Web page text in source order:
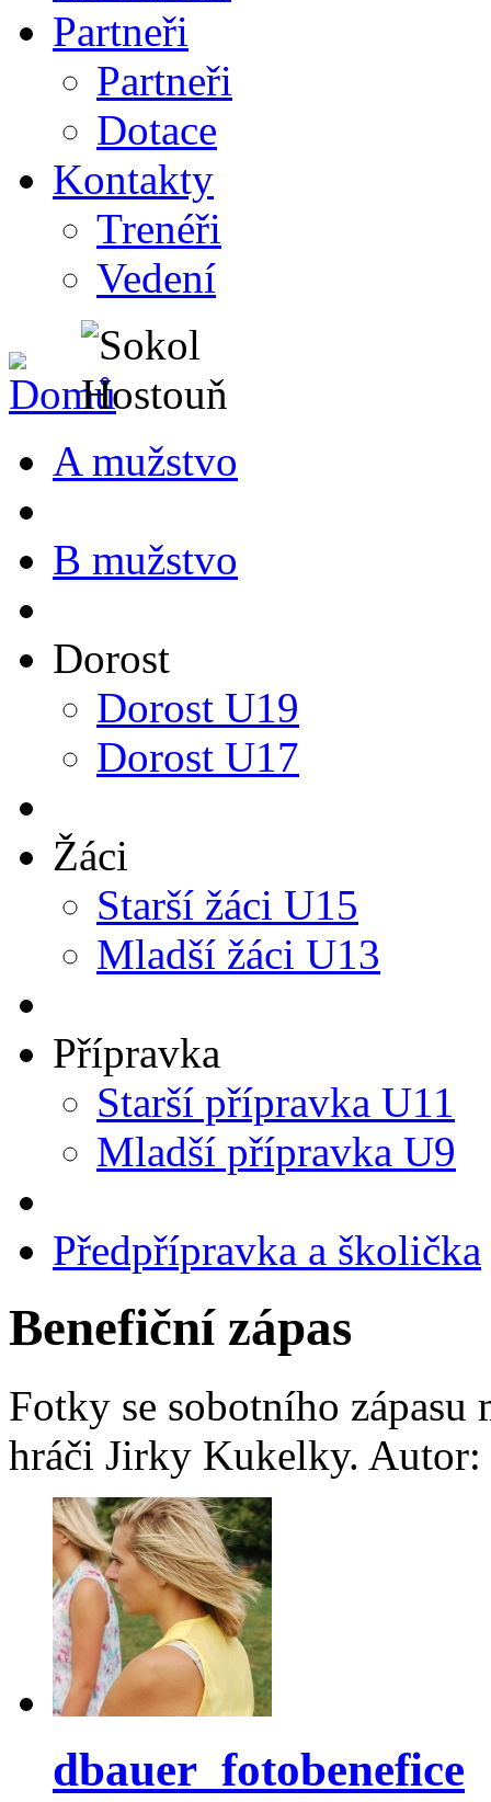
Partneři
Partneři
Dotace
Kontakty
Trenéři
Vedení
A mužstvo
B mužstvo
Dorost
Dorost U19
Dorost U17
Žáci
Starší žáci U15
Mladší žáci U13
Přípravka
Starší přípravka U11
Mladší přípravka U9
Předpřípravka a školička
Benefiční zápas
Fotky se sobotního
hráči Jirky Kukelky. Autor:
dbauer_fotobenefice